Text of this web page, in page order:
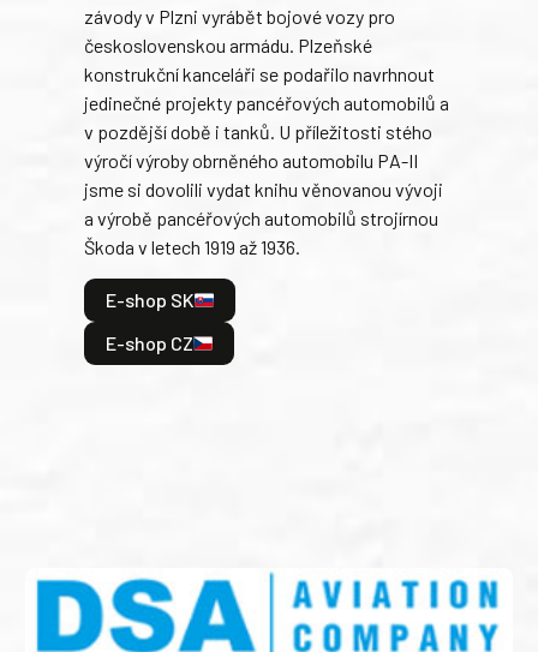
závody v Plzni vyrábět bojové vozy pro
československou armádu. Plzeňské
konstrukční kanceláři se podařilo navrhnout
jedinečné projekty pancéřových automobilů a
v pozdější době i tanků. U příležitosti stého
výročí výroby obrněného automobilu PA-II
jsme si dovolili vydat knihu věnovanou vývoji
a výrobě pancéřových automobilů strojírnou
Škoda v letech 1919 až 1936.
E-shop SK
E-shop CZ